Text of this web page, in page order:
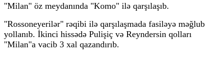
"Milan" öz meydanında "Komo" ilə qarşılaşıb.
"Rossoneyerilər" rəqibi ilə qarşılaşmada fasiləyə məğlub
yollanıb. İkinci hissədə Pulişiç və Reyndersin qolları
"Milan"a vacib 3 xal qazandırıb.